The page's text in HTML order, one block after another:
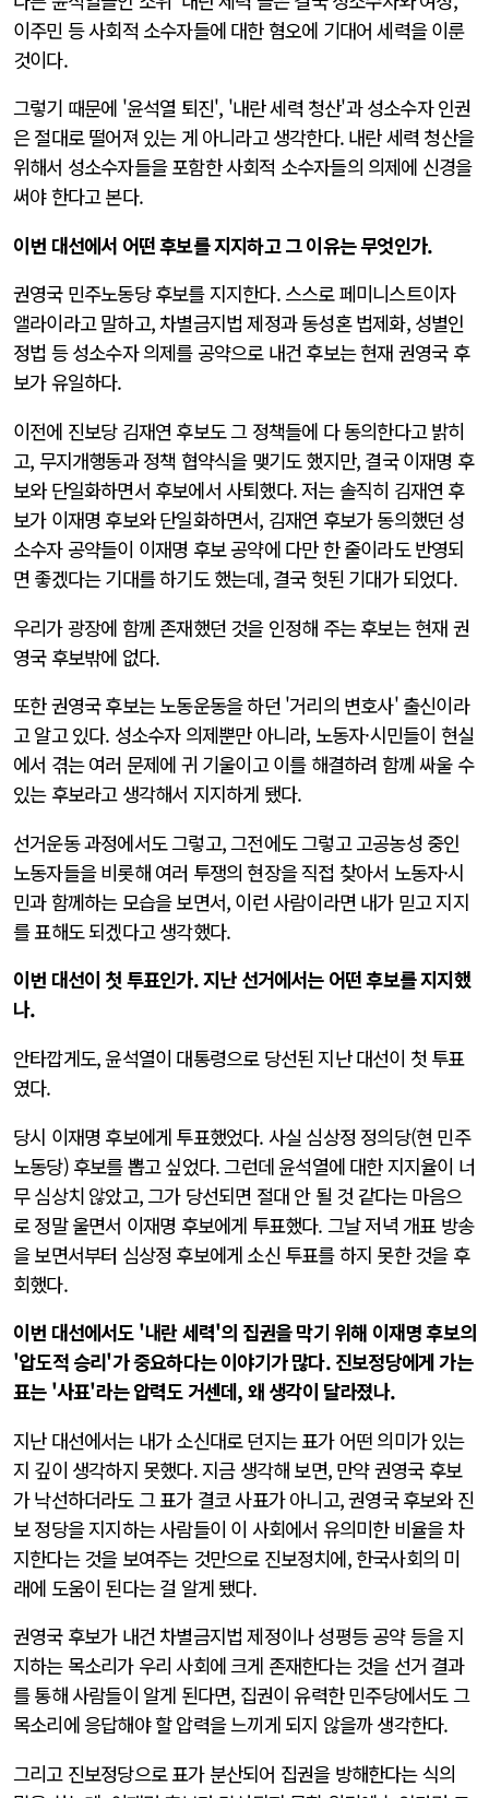
이주민 등 사회적 소수자들에 대한 혐오에 기대어 세력을 이룬
것이다.
그렇기 때문에 '윤석열 퇴진', '내란 세력 청산'과 성소수자 인권
은 절대로 떨어져 있는 게 아니라고 생각한다. 내란 세력 청산을
위해서 성소수자들을 포함한 사회적 소수자들의 의제에 신경을
써야 한다고 본다.
이번 대선에서 어떤 후보를 지지하고 그 이유는 무엇인가.
권영국 민주노동당 후보를 지지한다. 스스로 페미니스트이자
앨라이라고 말하고, 차별금지법제정과 동성혼 법제화, 성별인
정법 등 성소수자 의제를 공약으로 내건 후보는 현재 권영국 후
보가 유일하다.
이전에 진보당 김재연 후보도 그 정책들에 다 동의한다고 밝히
고, 무지개행동과 정책 협약식을 맺기도 했지만, 결국 이재명 후
보와 단일화하면서 후보에서 사퇴했다. 저는 솔직히 김재연 후
보가 이재명 후보와 단일화하면서, 김재연 후보가 동의했던 성
소수자 공약들이 이재명 후보 공약에 다만 한 줄이라도 반영되
면 좋겠다는 기대를 하기도 했는데, 결국 헛된 기대가 되었다.
우리가 광장에 함께 존재했던 것을 인정해 주는 후보는 현재 권
영국 후보밖에 없다.
또한 권영국 후보는 노동운동을 하던 '거리의 변호사' 출신이라
고 알고 있다. 성소수자 의제뿐만 아니라, 노동자·시민들이 현실
에서 겪는 여러 문제에 귀 기울이고 이를 해결하려 함께 싸울 수
있는 후보라고 생각해서 지지하게 됐다.
선거운동 과정에서도 그렇고, 그전에도 그렇고 고공농성 중인
노동자들을 비롯해 여러 투쟁의 현장을 직접 찾아서 노동자·시
민과 함께하는 모습을 보면서, 이런 사람이라면 내가 믿고 지지
를 표해도 되겠다고 생각했다.
이번 대선이 첫 투표인가. 지난 선거에서는 어떤 후보를 지지했
나.
안타깝게도, 윤석열이 대통령으로 당선된 지난 대선이 첫 투표
였다.
당시 이재명 후보에게 투표했었다. 사실 심상정 정의당(현 민주
노동당) 후보를 뽑고 싶었다. 그런데 윤석열에 대한 지지율이 너
무 심상치 않았고, 그가 당선되면 절대 안 될 것 같다는 마음으
로 정말 울면서 이재명 후보에게 투표했다. 그날 저녁 개표 방송
을 보면서부터 심상정 후보에게 소신 투표를 하지 못한 것을 후
회했다.
이번 대선에서도 '내란 세력'의 집권을 막기 위해 이재명 후보의
'압도적 승리'가 중요하다는 이야기가 많다. 진보정당에게 가는
표는 '사표'라는 압력도 거센데, 왜 생각이 달라졌나.
지난 대선에서는 내가 소신대로 던지는 표가 어떤 의미가 있는
지 깊이 생각하지 못했다. 지금 생각해 보면, 만약 권영국 후보
가 낙선하더라도 그 표가 결코 사표가 아니고, 권영국 후보와 진
보 정당을 지지하는 사람들이 이 사회에서 유의미한 비율을 차
지한다는 것을 보여주는 것만으로 진보정치에, 한국사회의 미
래에 도움이 된다는 걸 알게 됐다.
권영국 후보가 내건 차별금지법 제정이나 성평등 공약 등을 지
지하는 목소리가 우리 사회에 크게 존재한다는 것을 선거 결과
를 통해 사람들이 알게 된다면, 집권이 유력한 민주당에서도 그
목소리에 응답해야 할 압력을 느끼게 되지 않을까 생각한다.
그리고 진보정당으로 표가 분산되어 집권을 방해한다는 식의